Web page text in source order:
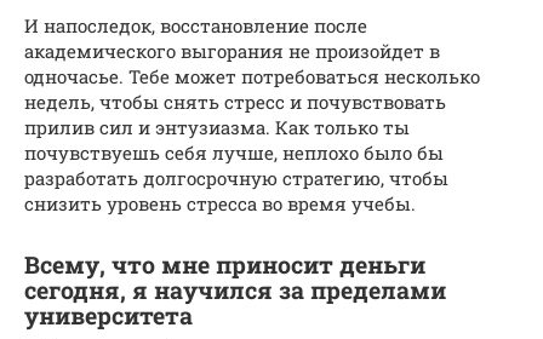
И напоследок, восстановление после
академического выгорания не произойдет в
одночасье. Тебе может потребоваться несколько
недель, чтобы снять стресс и почувствовать
прилив сил и энтузиазма. Как только ты
почувствуешь себя лучше, неплохо было бы
разработать долгосрочную стратегию, чтобы
снизить уровень стресса во время учебы.
Всему, что мне приносит деньги
сегодня, я научился за пределами
университета